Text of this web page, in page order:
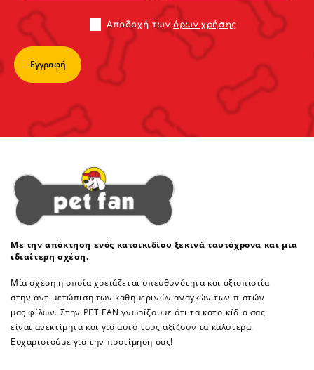
Αποδoχή τωνόρων χρήσης
Με την απόκτηση ενός κατοικιδίου ξεκινά ταυτόχρονα και μια
ιδιαίτερη σχέση.
Μία σχέση η οποία χρειάζεται υπευθυνότητα και αξιοπιστία
στην αντιμετώπιση των καθημερινών αναγκών των πιστών
μας φίλων. Στην PET FAN γνωρίζουμε ότι τα κατοικίδια σας
είναι ανεκτίμητα και για αυτό τους αξίζουν τα καλύτερα.
Ευχαριστούμε για την προτίμηση σας!